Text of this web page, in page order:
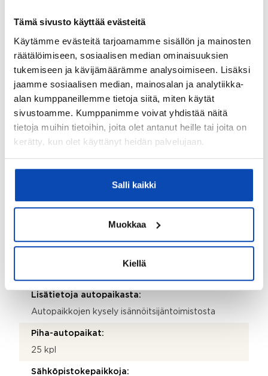
Tämä sivusto käyttää evästeitä
Käytämme evästeitä tarjoamamme sisällön ja mainosten
räätälöimiseen, sosiaalisen median ominaisuuksien
tukemiseen ja kävijämäärämme analysoimiseen. Lisäksi
jaamme sosiaalisen median, mainosalan ja analytiikka-
alan kumppaneillemme tietoja siitä, miten käytät
sivustoamme. Kumppanimme voivat yhdistää näitä
tietoja muihin tietoihin, joita olet antanut heille tai joita on
kerätty, kun olet käyttänyt heidän palvelujaan.
Salli kaikki
Muokkaa
Kiellä
Kattotyyppi:
Harjakatto
Lämmitysjärjestelmä:
Kaukolämpö
Hissi:
Taloyhtiössä sauna:
Taloyhtiössä on:
Pesutupa, urheiluvälinevarasto, väestönsuoja,
Lisätietoja autopaikasta:
Autopaikkojen kysely isännöitsijäntoimistosta
Piha-autopaikat:
25 kpl
Sähköpistokepaikkoja: